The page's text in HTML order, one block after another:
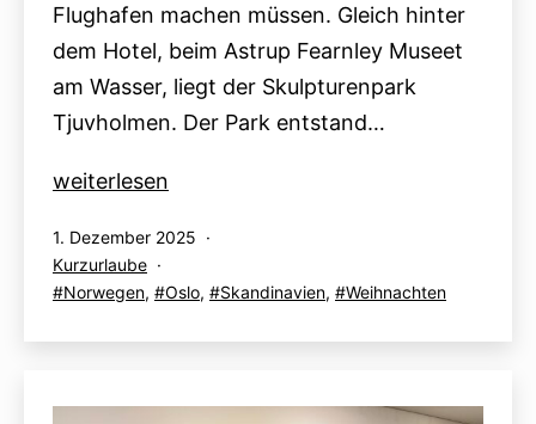
Flughafen machen müssen. Gleich hinter
dem Hotel, beim Astrup Fearnley Museet
am Wasser, liegt der Skulpturenpark
Tjuvholmen. Der Park entstand…
Oslo
2025:
Tag
–
Tjuvholmen
weiterlesen
Veröffentlicht
am
1. Dezember 2025
Kategorisiert
als
Kurzurlaube
Verschlagwortet
Norwegen, Oslo, Skandinavien, Weihnachten